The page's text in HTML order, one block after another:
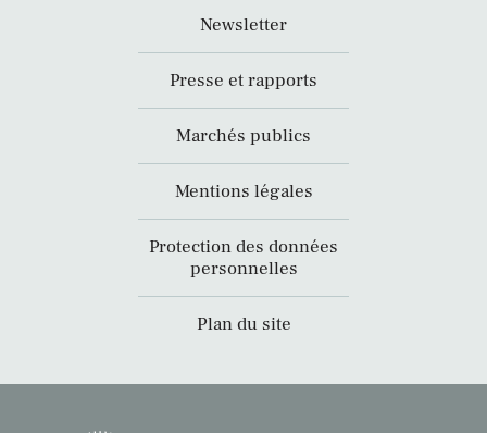
Newsletter
Presse et rapports
Marchés publics
Mentions légales
Protection des données
personnelles
Plan du site